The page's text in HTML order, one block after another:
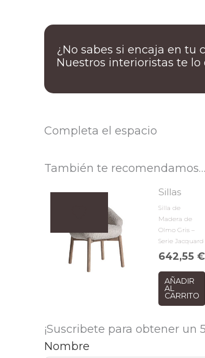
¿No sabes si encaja en tu
Nuestros interioristas te
Completa el espacio
También te recomendamos…
Sillas
Silla de
Madera de
Olmo Gris –
Serie Jacquard
642,55€
AÑADIR
AL
CARRITO
¡Suscribete para obtener un
Nombre